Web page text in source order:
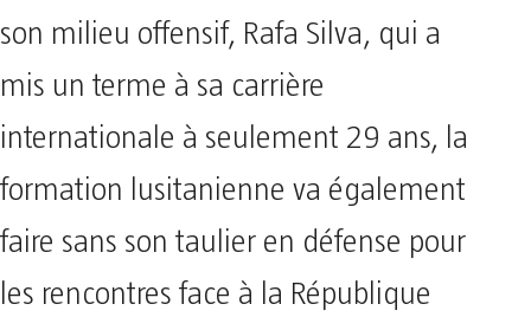
son milieu offensif, Rafa Silva, qui a
mis un terme à sa carrière
internationale à seulement 29 ans, la
formation lusitanienne va également
faire sans son taulier en défense pour
les rencontres face à la République